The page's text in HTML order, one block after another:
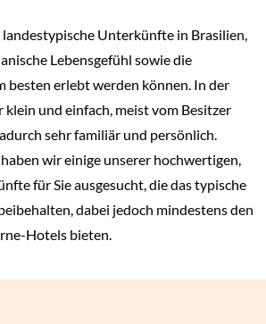
landestypische Unterkünfte in Brasilien,
Lebensgefühl sowie die
besten erlebt werden können. In der
klein und einfach, meist vom Besitzer
sehr familiär und persönlich.
wir einige unserer hochwertigen,
für Sie ausgesucht, die das typische
dabei jedoch mindestens den
Hotels bieten.